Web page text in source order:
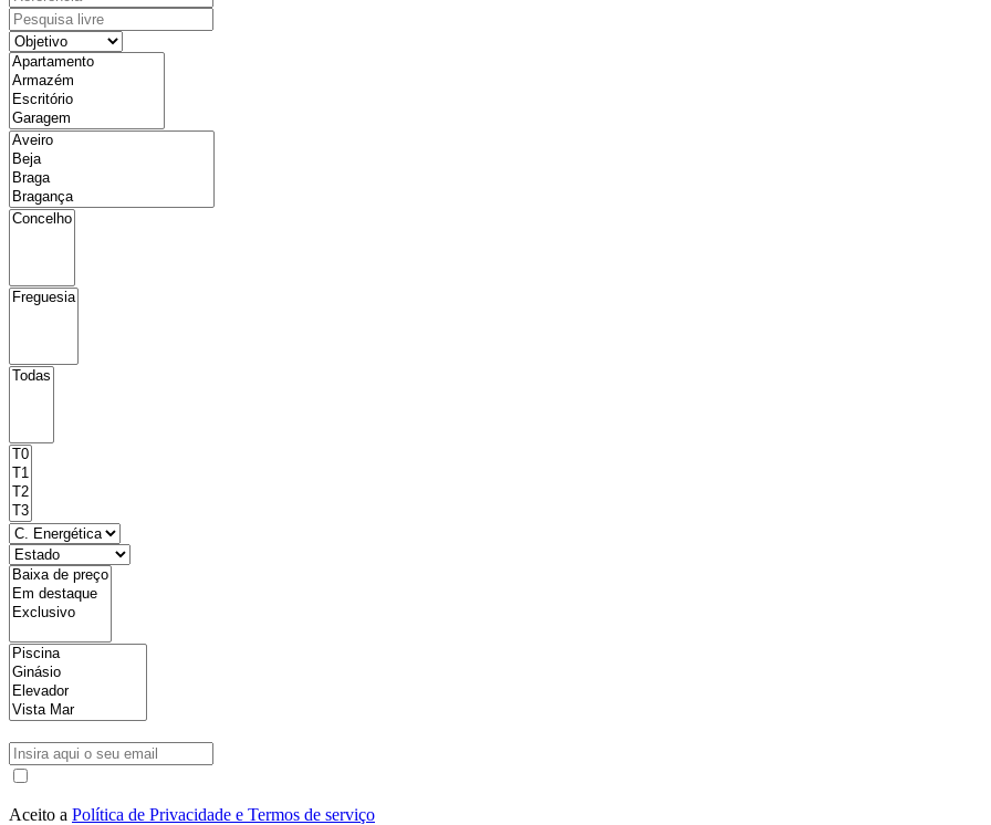
Aceito a Política de Privacidade e Termos de serviço